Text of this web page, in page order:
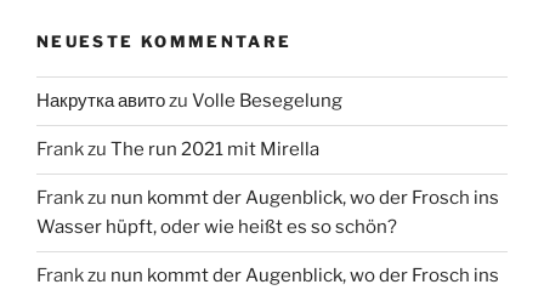
NEUESTE KOMMENTARE
Накрутка авитоzu Volle Besegelung
Frankzu The run 2021 mit Mirella
Frankzu nun kommt der Augenblick, wo der Frosch ins
Wasser hüpft, oder wie heißt es so schön?
Frankzu nun kommt der Augenblick, wo der Frosch ins